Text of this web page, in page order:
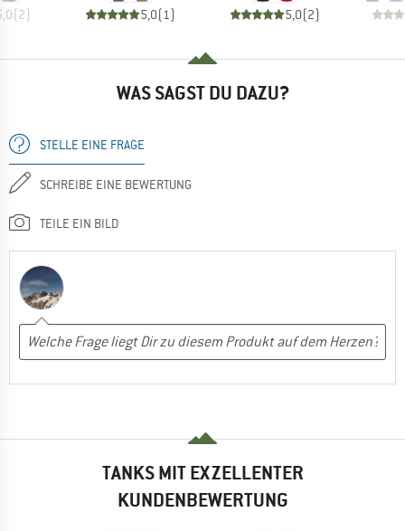
(2) 5,0(1) 5,0(2)
WAS SAGST DU DAZU?
STELLE EINE FRAGE
SCHREIBE EINE BEWERTUNG
TEILE EIN BILD
TANKS MIT EXZELLENTER
KUNDENBEWERTUNG